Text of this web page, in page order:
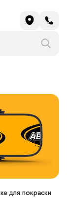
для покраски